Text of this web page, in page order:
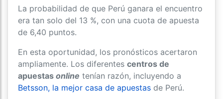
La probabilidad de que Perú ganara el encuentro
era tan solo del 13 %, con una cuota de apuesta
de 6,40 puntos.
En esta oportunidad, los pronósticos acertaron
ampliamente. Los diferentes centros de
apuestas online tenían razón, incluyendo a
Betsson, la mejor casa de apuestas de Perú.